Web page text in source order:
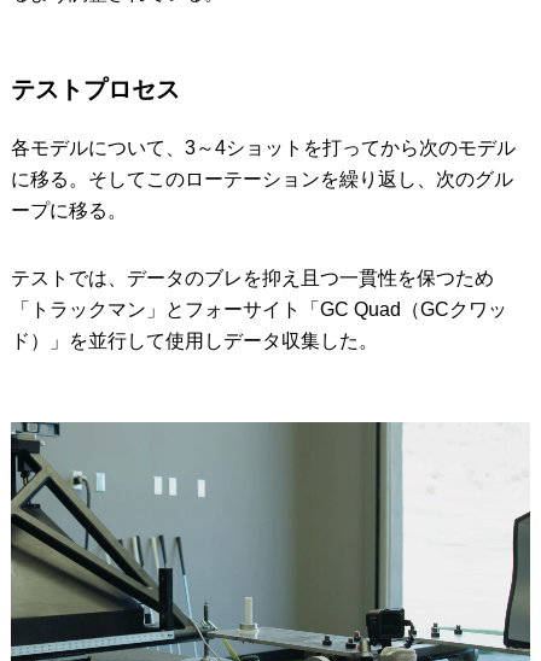
テストプロセス
各モデルについて、3～4ショットを打ってから次のモデル
に移る。そしてこのローテーションを繰り返し、次のグル
ープに移る。
テストでは、データのブレを抑え且つ一貫性を保つため
「トラックマン」とフォーサイト「GC Quad（GCクワッ
ド）」を並行して使用しデータ収集した。